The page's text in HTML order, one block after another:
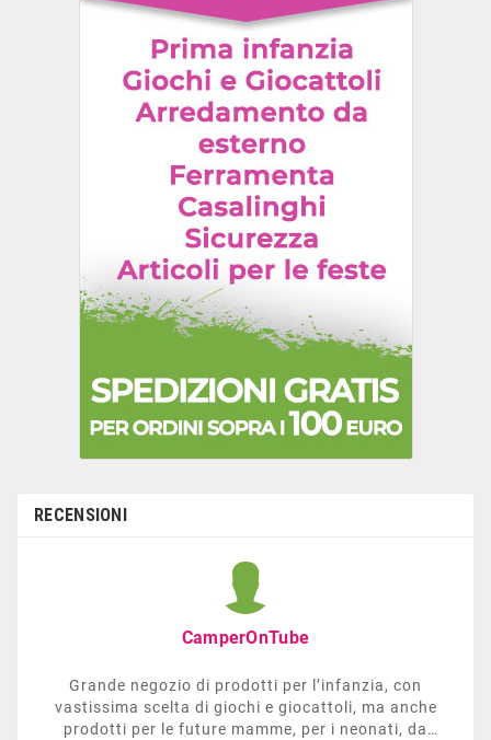
RECENSIONI
CamperOnTube
Grande negozio di prodotti per l’infanzia, con
vastissima scelta di giochi e giocattoli, ma anche
prodotti per le future mamme, per i neonati, da